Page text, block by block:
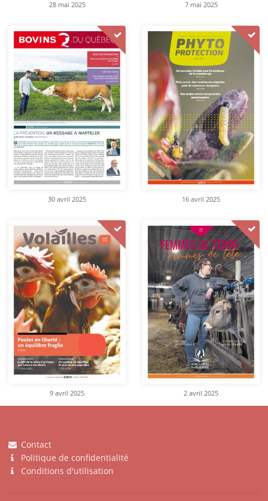
28 mai 2025 7 mai 2025
30 avril 2025 16 avril 2025
9 avril 2025 2 avril 2025
Contact
Politique de confidentialité
Conditions d'utilisation